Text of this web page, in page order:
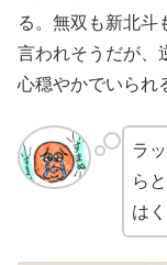
る。無双も新北斗
言われそうだが、
心穏やかでいられ
ラ
ら
は